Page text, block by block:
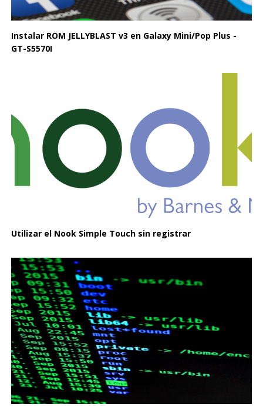
Instalar ROM JELLYBLAST v3 en Galaxy Mini/Pop Plus -
GT-S5570I
Utilizar el Nook Simple Touch sin registrar